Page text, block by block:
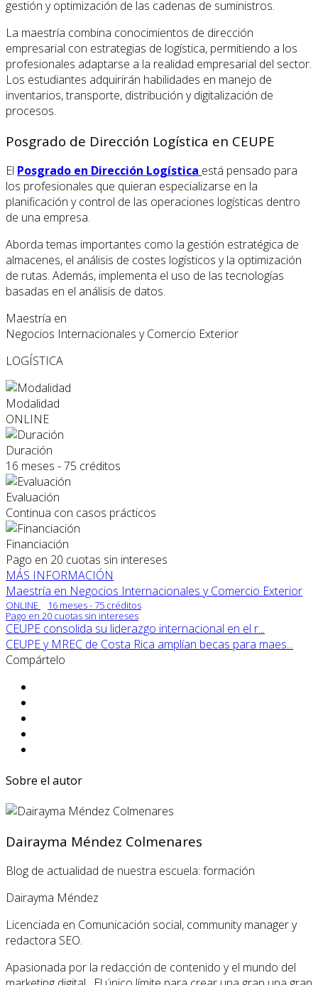
gestión y optimización de las cadenas de suministros.
La maestría combina conocimientos de dirección
empresarial con estrategias de logística, permitiendo a los
profesionales adaptarse a la realidad empresarial del sector.
Los estudiantes adquirirán habilidades en manejo de
inventarios, transporte, distribución y digitalización de
procesos.
Posgrado de Dirección Logística en CEUPE
El Posgrado en Dirección Logística está pensado para
los profesionales que quieran especializarse en la
planificación y control de las operaciones logísticas dentro
de una empresa.
Aborda temas importantes como la gestión estratégica de
almacenes, el análisis de costes logísticos y la optimización
de rutas. Además, implementa el uso de las tecnologías
basadas en el análisis de datos.
Maestría en
Negocios Internacionales y Comercio Exterior
LOGÍSTICA
Modalidad
ONLINE
Duración
16 meses - 75 créditos
Evaluación
Continua con casos prácticos
Financiación
Pago en 20 cuotas sin intereses
MÁS INFORMACIÓN
Maestría en Negocios Internacionales y Comercio Exterior
ONLINE
16 meses - 75 créditos
Pago en 20 cuotas sin intereses
CEUPE consolida su liderazgo internacional en el r...
CEUPE y MREC de Costa Rica amplían becas para maes...
Compártelo
Sobre el autor
Dairayma Méndez Colmenares
Blog de actualidad de nuestra escuela: formación
Dairayma Méndez
Licenciada en Comunicación social, community manager y
redactora SEO.
Apasionada por la redacción de contenido y el mundo del